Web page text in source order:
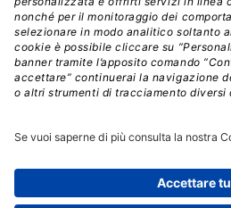
Edra
Edizioni
LSWR
Mixer è un prodotto del network Edra
redazione, pubblicità | © Copyright 2026 –